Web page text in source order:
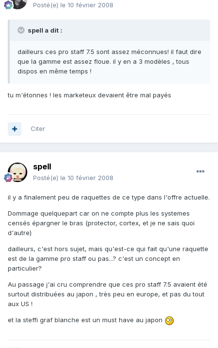
Posté(e) le 10 février 2008
spell a dit :
dailleurs ces pro staff 7.5 sont assez méconnues! il faut dire
que la gamme est assez floue. il y en a 3 modèles , tous
dispos en même temps !
tu m'étonnes ! les marketeux devaient être mal payés
Citer
spell
Posté(e) le 10 février 2008
il y a finalement peu de raquettes de ce type dans l'offre actuelle.
Dommage quelquepart car on ne compte plus les systemes
censés épargner le bras (protector, cortex, et je ne sais quoi
d'autre)
dailleurs, c'est hors sujet, mais qu'est-ce qui fait qu'une raquette
est de la gamme pro staff ou pas...? c'est un concept en
particulier?
Au passage j'ai cru comprendre que ces pro staff 7.5 avaient été
surtout distribuées au japon , très peu en europe, et pas du tout
aux US !
et la steffi graf blanche est un must have au japon